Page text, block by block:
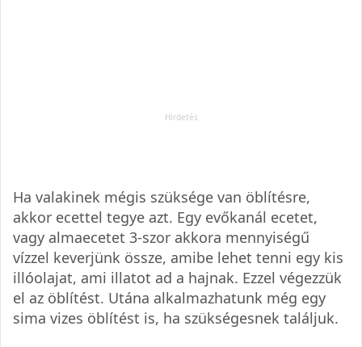
Ha valakinek mégis szüksége van öblítésre,
akkor ecettel tegye azt. Egy evőkanál ecetet,
vagy almaecetet 3-szor akkora mennyiségű
vízzel keverjünk össze, amibe lehet tenni egy kis
illóolajat, ami illatot ad a hajnak. Ezzel végezzük
el az öblítést. Utána alkalmazhatunk még egy
sima vizes öblítést is, ha szükségesnek találjuk.